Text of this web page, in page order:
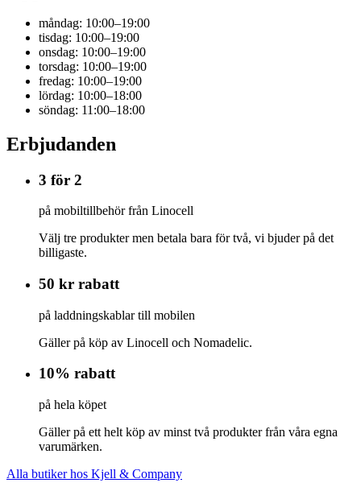
måndag: 10:00–19:00
tisdag: 10:00–19:00
onsdag: 10:00–19:00
torsdag: 10:00–19:00
fredag: 10:00–19:00
lördag: 10:00–18:00
söndag: 11:00–18:00
Erbjudanden
3 för 2
på mobiltillbehör från Linocell
Välj tre produkter men betala bara för två, vi bjuder på det
billigaste.
50 kr rabatt
på laddningskablar till mobilen
Gäller på köp av Linocell och Nomadelic.
10% rabatt
på hela köpet
Gäller på ett helt köp av minst två produkter från våra egna
varumärken.
Alla butiker hos Kjell & Company